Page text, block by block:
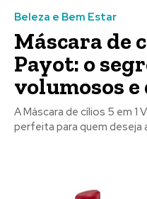
Beleza e Bem Estar
Máscara de
Payot: o
volumosos
A Máscara de cílios 5 em 1
perfeita para quem deseja